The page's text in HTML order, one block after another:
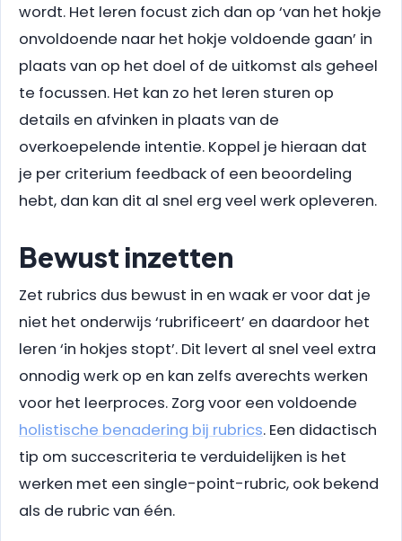
wordt. Het leren focust zich dan op ‘van het hokje
onvoldoende naar het hokje voldoende gaan’ in
plaats van op het doel of de uitkomst als geheel
te focussen. Het kan zo het leren sturen op
details en afvinken in plaats van de
overkoepelende intentie. Koppel je hieraan dat
je per criterium feedback of een beoordeling
hebt, dan kan dit al snel erg veel werk opleveren.
Bewust inzetten
Zet rubrics dus bewust in en waak er voor dat je
niet het onderwijs ‘rubrificeert’ en daardoor het
leren ‘in hokjes stopt’. Dit levert al snel veel extra
onnodig werk op en kan zelfs averechts werken
voor het leerproces. Zorg voor een voldoende
holistische benadering bij rubrics. Een didactisch
tip om succescriteria te verduidelijken is het
werken met een single-point-rubric, ook bekend
als de rubric van één.